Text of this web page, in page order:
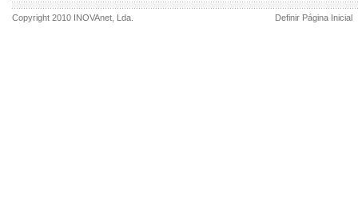
Copyright 2010 INOVAnet , Lda. Definir Página Inicial